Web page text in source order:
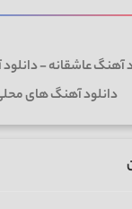
آهنگ عاشقانه-
دانلود آهنگ های